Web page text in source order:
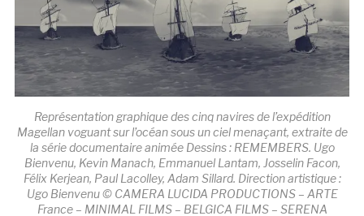
Représentation graphique des cinq navires de l’expédition
Magellan voguant sur l’océan sous un ciel menaçant, extraite de
la série documentaire animée Dessins : REMEMBERS. Ugo
Bienvenu, Kevin Manach, Emmanuel Lantam, Josselin Facon,
Félix Kerjean, Paul Lacolley, Adam Sillard. Direction artistique :
Ugo Bienvenu © CAMERA LUCIDA PRODUCTIONS – ARTE
France – MINIMAL FILMS – BELGICA FILMS – SERENA